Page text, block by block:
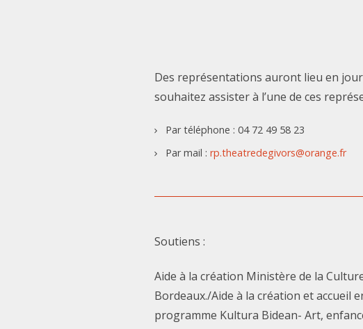
Des représentations auront lieu en
souhaitez assister à l’une de ces
Par téléphone : 04 72 49 58 23
Par mail : rp.theatredegivors@orange.fr
Soutiens :
Aide à la création Ministère de la
Bordeaux./Aide à la création et accueil
programme Kultura Bidean- Art,